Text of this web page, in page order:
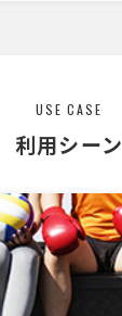
USE CASE
利用シーン